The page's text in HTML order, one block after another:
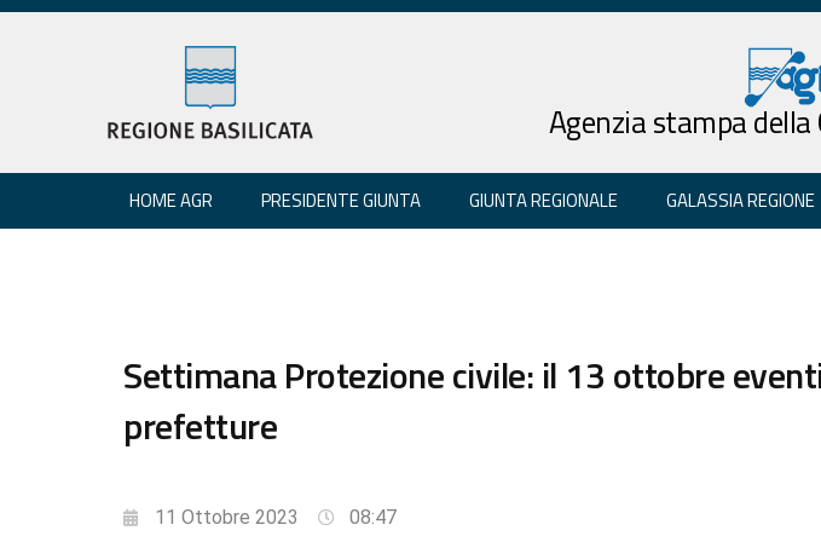
Agenzia stampa
HOME AGR PRESIDENTE GIUNTA GIUNTA REGIONALE GALASSIA REGIONE
Settimana Protezione civile: il 13 ottobre
prefetture
11 Ottobre 2023 08:47